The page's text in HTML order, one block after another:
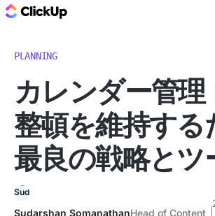
PLANNING
カレンダー管理
整頓を維持する
最良の戦略とツ
Sudarshan SomanathanHead of Content